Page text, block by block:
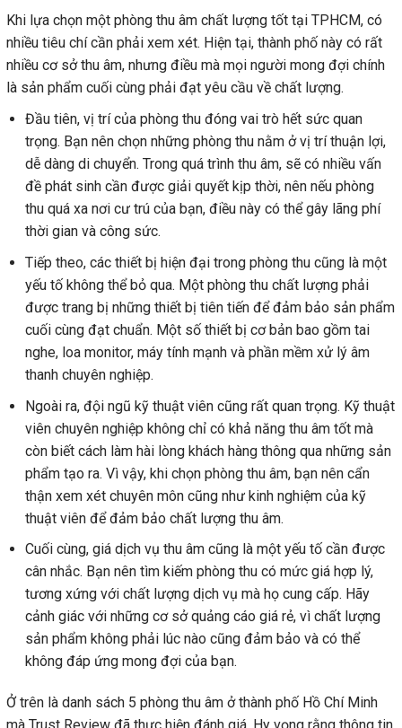
Khi lựa chọn một phòng thu âm chất lượng tốt tại TPHCM, có
nhiều tiêu chí cần phải xem xét. Hiện tại, thành phố này có rất
nhiều cơ sở thu âm, nhưng điều mà mọi người mong đợi chính
là sản phẩm cuối cùng phải đạt yêu cầu về chất lượng.
Đầu tiên, vị trí của phòng thu đóng vai trò hết sức quan
trọng. Bạn nên chọn những phòng thu nằm ở vị trí thuận lợi,
dễ dàng di chuyển. Trong quá trình thu âm, sẽ có nhiều vấn
đề phát sinh cần được giải quyết kịp thời, nên nếu phòng
thu quá xa nơi cư trú của bạn, điều này có thể gây lãng phí
thời gian và công sức.
Tiếp theo, các thiết bị hiện đại trong phòng thu cũng là một
yếu tố không thể bỏ qua. Một phòng thu chất lượng phải
được trang bị những thiết bị tiên tiến để đảm bảo sản phẩm
cuối cùng đạt chuẩn. Một số thiết bị cơ bản bao gồm tai
nghe, loa monitor, máy tính mạnh và phần mềm xử lý âm
thanh chuyên nghiệp.
Ngoài ra, đội ngũ kỹ thuật viên cũng rất quan trọng. Kỹ thuật
viên chuyên nghiệp không chỉ có khả năng thu âm tốt mà
còn biết cách làm hài lòng khách hàng thông qua những sản
phẩm tạo ra. Vì vậy, khi chọn phòng thu âm, bạn nên cẩn
thận xem xét chuyên môn cũng như kinh nghiệm của kỹ
thuật viên để đảm bảo chất lượng thu âm.
Cuối cùng, giá dịch vụ thu âm cũng là một yếu tố cần được
cân nhắc. Bạn nên tìm kiếm phòng thu có mức giá hợp lý,
tương xứng với chất lượng dịch vụ mà họ cung cấp. Hãy
cảnh giác với những cơ sở quảng cáo giá rẻ, vì chất lượng
sản phẩm không phải lúc nào cũng đảm bảo và có thể
không đáp ứng mong đợi của bạn.
Ở trên là danh sách 5 phòng thu âm ở thành phố Hồ Chí Minh